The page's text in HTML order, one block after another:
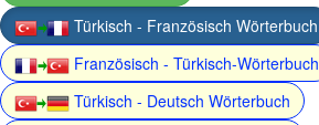
Türkisch - Französisch Wörterbuch
Französisch - Türkisch-Wörterbuch
Türkisch - Deutsch Wörterbuch